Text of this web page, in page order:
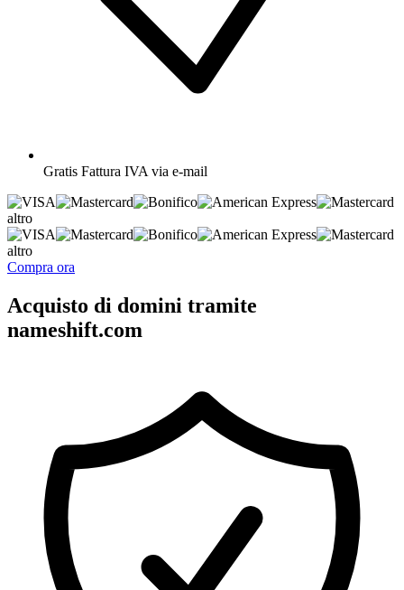
Gratis Fattura IVA via e-mail
altro
altro
Compra ora
Acquisto di domini tramite
nameshift.com